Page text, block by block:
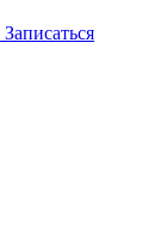
Записаться